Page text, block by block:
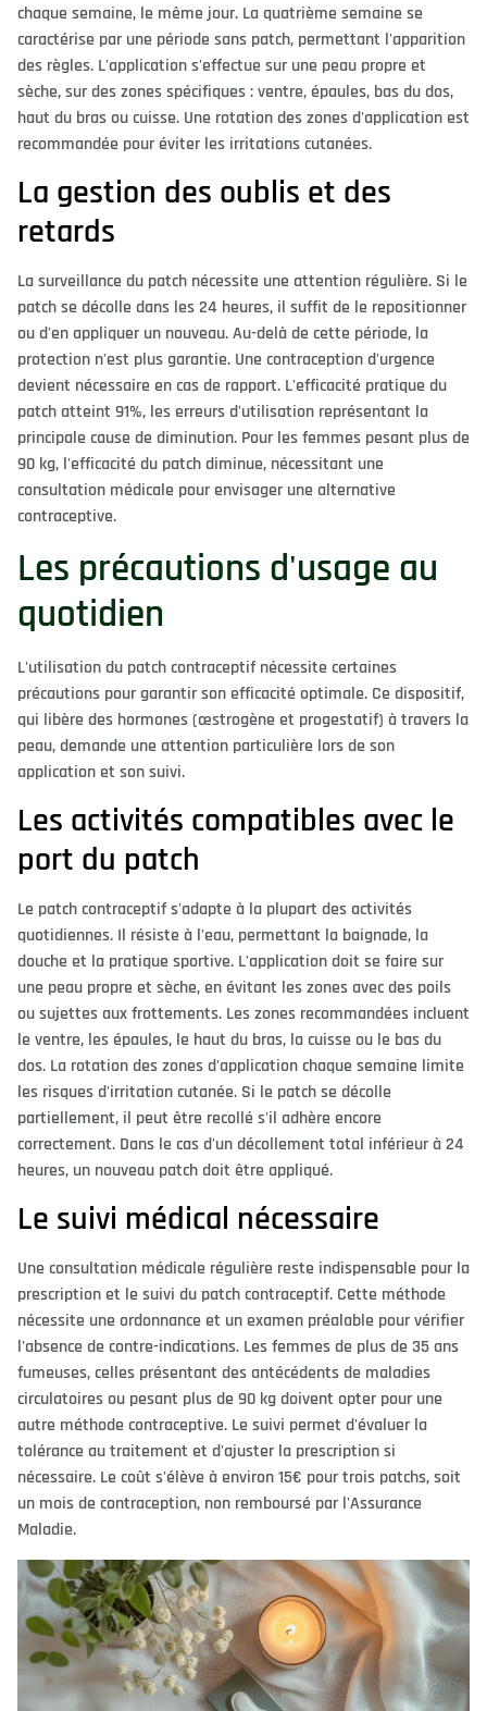
chaque semaine, le même jour. La quatrième semaine se
caractérise par une période sans patch, permettant l'apparition
des règles. L'application s'effectue sur une peau propre et
sèche, sur des zones spécifiques : ventre, épaules, bas du dos,
haut du bras ou cuisse. Une rotation des zones d'application est
recommandée pour éviter les irritations cutanées.
La gestion des oublis et des
retards
La surveillance du patch nécessite une attention régulière. Si le
patch se décolle dans les 24 heures, il suffit de le repositionner
ou d'en appliquer un nouveau. Au-delà de cette période, la
protection n'est plus garantie. Une contraception d'urgence
devient nécessaire en cas de rapport. L'efficacité pratique du
patch atteint 91%, les erreurs d'utilisation représentant la
principale cause de diminution. Pour les femmes pesant plus de
90 kg, l'efficacité du patch diminue, nécessitant une
consultation médicale pour envisager une alternative
contraceptive.
Les précautions d'usage au
quotidien
L'utilisation du patch contraceptif nécessite certaines
précautions pour garantir son efficacité optimale. Ce dispositif,
qui libère des hormones (œstrogène et progestatif) à travers la
peau, demande une attention particulière lors de son
application et son suivi.
Les activités compatibles avec le
port du patch
Le patch contraceptif s'adapte à la plupart des activités
quotidiennes. Il résiste à l'eau, permettant la baignade, la
douche et la pratique sportive. L'application doit se faire sur
une peau propre et sèche, en évitant les zones avec des poils
ou sujettes aux frottements. Les zones recommandées incluent
le ventre, les épaules, le haut du bras, la cuisse ou le bas du
dos. La rotation des zones d'application chaque semaine limite
les risques d'irritation cutanée. Si le patch se décolle
partiellement, il peut être recollé s'il adhère encore
correctement. Dans le cas d'un décollement total inférieur à 24
heures, un nouveau patch doit être appliqué.
Le suivi médical nécessaire
Une consultation médicale régulière reste indispensable pour la
prescription et le suivi du patch contraceptif. Cette méthode
nécessite une ordonnance et un examen préalable pour vérifier
l'absence de contre-indications. Les femmes de plus de 35 ans
fumeuses, celles présentant des antécédents de maladies
circulatoires ou pesant plus de 90 kg doivent opter pour une
autre méthode contraceptive. Le suivi permet d'évaluer la
tolérance au traitement et d'ajuster la prescription si
nécessaire. Le coût s'élève à environ 15€ pour trois patchs, soit
un mois de contraception, non remboursé par l'Assurance
Maladie.